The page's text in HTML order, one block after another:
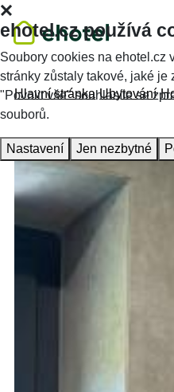
Hlavní stránka Ubytování
ehotel.cz používá
Soubory cookies na ehotel.cz
stránky zůstaly takové, jaké je
"Povolit vše" souhlasíte se
souborů.
Nastavení Jen nezbytné